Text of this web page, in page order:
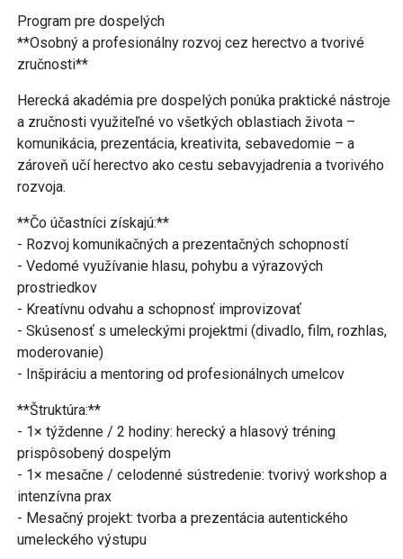
Program pre dospelých
**Osobný a profesionálny rozvoj cez herectvo a tvorivé
zručnosti**
Herecká akadémia pre dospelých ponúka praktické nástroje
a zručnosti využiteľné vo všetkých oblastiach života –
komunikácia, prezentácia, kreativita, sebavedomie – a
zároveň učí herectvo ako cestu sebavyjadrenia a tvorivého
rozvoja.
**Čo účastníci získajú:**
- Rozvoj komunikačných a prezentačných schopností
- Vedomé využívanie hlasu, pohybu a výrazových
prostriedkov
- Kreatívnu odvahu a schopnosť improvizovať
- Skúsenosť s umeleckými projektmi (divadlo, film, rozhlas,
moderovanie)
- Inšpiráciu a mentoring od profesionálnych umelcov
**Štruktúra:**
- 1× týždenne / 2 hodiny: herecký a hlasový tréning
prispôsobený dospelým
- 1× mesačne / celodenné sústredenie: tvorivý workshop a
intenzívna prax
- Mesačný projekt: tvorba a prezentácia autentického
umeleckého výstupu